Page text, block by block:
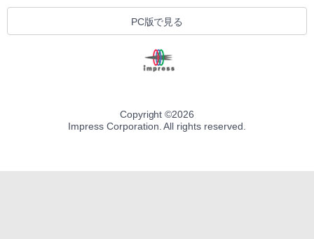
PC版で見る
Copyright ©2026
Impress Corporation. All rights reserved.